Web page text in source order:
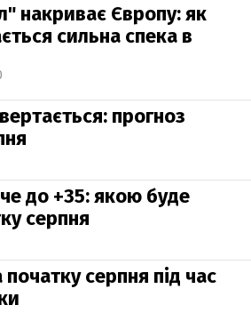
накриває Європу: як
сильна спека в
прогноз
до +35: якою буде
серпня
серпня під час